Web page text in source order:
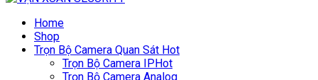
Home
Shop
Trọn Bộ Camera Quan Sát Hot
Trọn Bộ Camera IPHot
Trọn Bộ Camera Analog